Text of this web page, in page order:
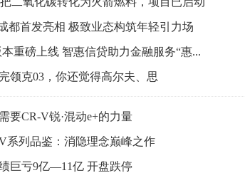
都首发亮相 极致业态构筑年轻引力场
重磅上线 智惠信贷助力金融服务“惠...
领克03，你还觉得高尔夫、思
要CR-V锐·混动e+的力量
系列品鉴：消隐理念巅峰之作
巨亏9亿—11亿 开盘跌停